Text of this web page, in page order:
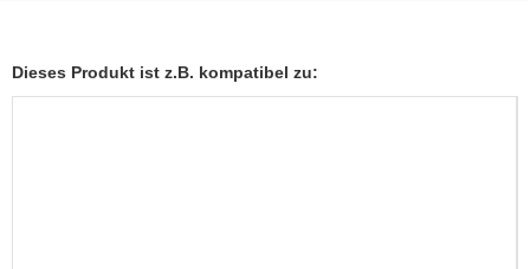
Dieses Produkt ist z.B. kompatibel zu: